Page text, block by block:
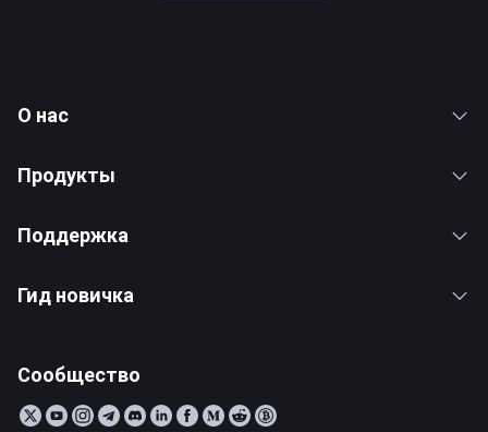
О нас
Продукты
Поддержка
Гид новичка
Сообщество